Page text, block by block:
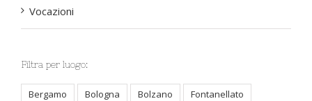
Vocazioni
Filtra per luogo:
Bergamo Bologna Bolzano
Fontanellato